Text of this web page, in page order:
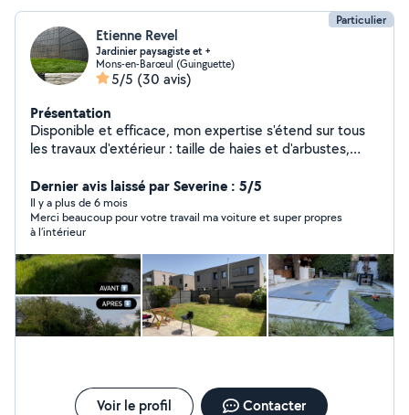
Particulier
Etienne Revel
Jardinier paysagiste et +
Mons-en-Barœul (Guinguette)
5/5 (30 avis)
Présentation
Disponible et efficace, mon expertise s'étend sur tous
les travaux d'extérieur : taille de haies et d'arbustes,
pression. Je suis associé à une entreprise de jardinage,
ce qui me permet d'avoir du matériel de professionnel.
N'hésitez pas à me contacter par la messagerie
allovoisins ou téléphone, affiché sur mon profil. Merci de
me joindre des photos et le plus d'informations
possible. Aussi, je peux me déplacer pour faire des
devis.
Dernier avis laissé par Severine : 5/5
Il y a plus de 6 mois
Merci beaucoup pour votre travail ma voiture et super propres
à l’intérieur
Voir le profil Contacter